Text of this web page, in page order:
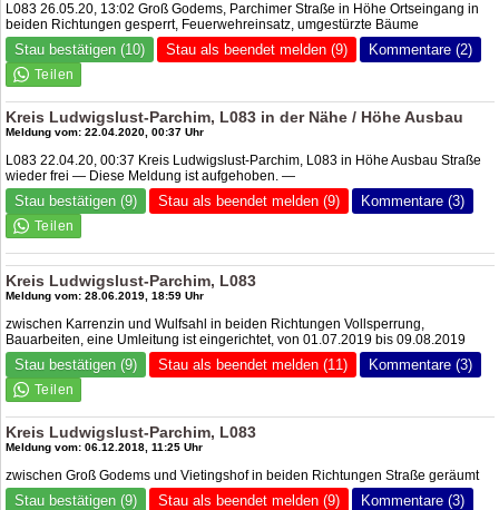
L083 26.05.20, 13:02 Groß Godems, Parchimer Straße in Höhe Ortseingang in
beiden Richtungen gesperrt, Feuerwehreinsatz, umgestürzte Bäume
Stau bestätigen (10) Stau als beendet melden (9) Kommentare (2)
Kreis Ludwigslust-Parchim, L083 in der Nähe / Höhe Ausbau
Meldung vom: 22.04.2020, 00:37 Uhr
L083 22.04.20, 00:37 Kreis Ludwigslust-Parchim, L083 in Höhe Ausbau Straße
wieder frei — Diese Meldung ist aufgehoben. —
Stau bestätigen (9) Stau als beendet melden (9) Kommentare (3)
Kreis Ludwigslust-Parchim, L083
Meldung vom: 28.06.2019, 18:59 Uhr
zwischen Karrenzin und Wulfsahl in beiden Richtungen Vollsperrung,
Bauarbeiten, eine Umleitung ist eingerichtet, von 01.07.2019 bis 09.08.2019
Stau bestätigen (9) Stau als beendet melden (11) Kommentare (3)
Kreis Ludwigslust-Parchim, L083
Meldung vom: 06.12.2018, 11:25 Uhr
zwischen Groß Godems und Vietingshof in beiden Richtungen Straße geräumt
Stau bestätigen (9) Stau als beendet melden (9) Kommentare (3)